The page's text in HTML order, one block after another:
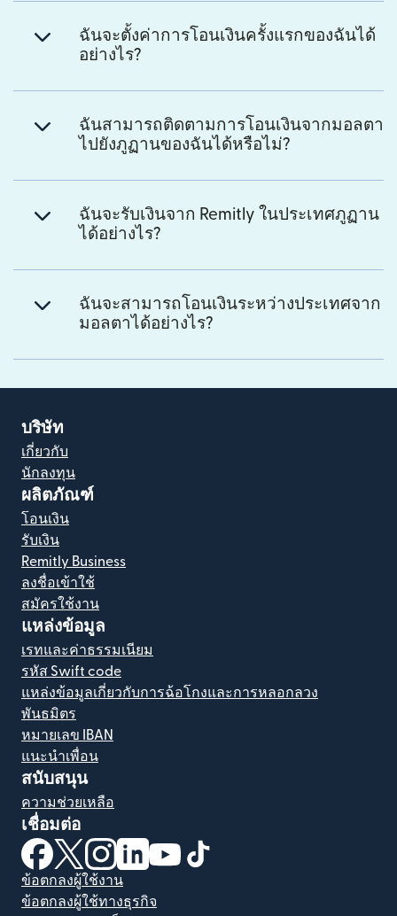
ฉันจะตั้งค่าการโอนเงินครั้งแรกของฉันได้
อย่างไร?
ฉันสามารถติดตามการโอนเงินจากมอลตา
ไปยังภูฏานของฉันได้หรือไม่?
ฉันจะรับเงินจาก Remitly ในประเทศภูฏาน
ได้อย่างไร?
ฉันจะสามารถโอนเงินระหว่างประเทศจาก
มอลตาได้อย่างไร?
บริษัท
เกี่ยวกับ
นักลงทุน
ผลิตภัณฑ์
โอนเงิน
รับเงิน
Remitly Business
ลงชื่อเข้าใช้
สมัครใช้งาน
แหล่งข้อมูล
เรทและค่าธรรมเนียม
รหัส Swift code
แหล่งข้อมูลเกี่ยวกับการฉ้อโกงและการหลอกลวง
พันธมิตร
หมายเลข IBAN
แนะนำเพื่อน
สนับสนุน
ความช่วยเหลือ
เชื่อมต่อ
(เปิดในหน้าต่างใหม่)
(เปิดในหน้าต่างใหม่)
(เปิดในหน้าต่างใหม่)
(เปิดในหน้าต่างใหม่)
(เปิดในหน้าต่างใหม่)
ข้อตกลงผู้ใช้งาน
ข้อตกลงผู้ใช้ทางธุรกิจ